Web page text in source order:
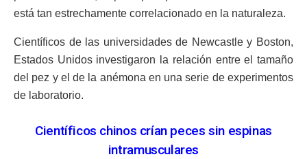
está tan estrechamente correlacionado en la naturaleza.
Científicos de las universidades de Newcastle y Boston,
Estados Unidos investigaron la relación entre el tamaño
del pez y el de la anémona en una serie de experimentos
de laboratorio.
Científicos chinos crían peces sin espinas
intramusculares